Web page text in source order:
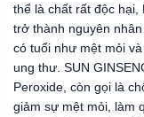
thể là chất rất độc hại,
trở thành nguyên
có tuổi như mệt mỏi
ung thư. SUN
Peroxide, còn gọi là
giảm sự mệt mỏi, làm